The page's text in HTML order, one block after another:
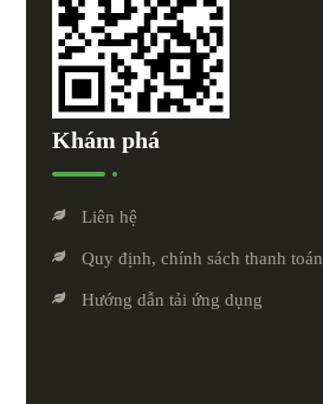
Khám phá
Liên hệ
Quy định, chính sách thanh toán
Hướng dẫn tải ứng dụng